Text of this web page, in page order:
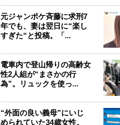
元ジャンポケ斉藤に求刑7
年でも、妻は翌日に“楽し
すぎた“と投稿。「...
電車内で登山帰りの高齢女
性2人組が“まさかの行
為”。リュックを使っ...
“外面の良い義母”にいじ
められていた34歳女性。